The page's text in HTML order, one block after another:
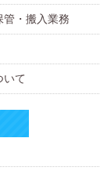
管・搬入業務
いて